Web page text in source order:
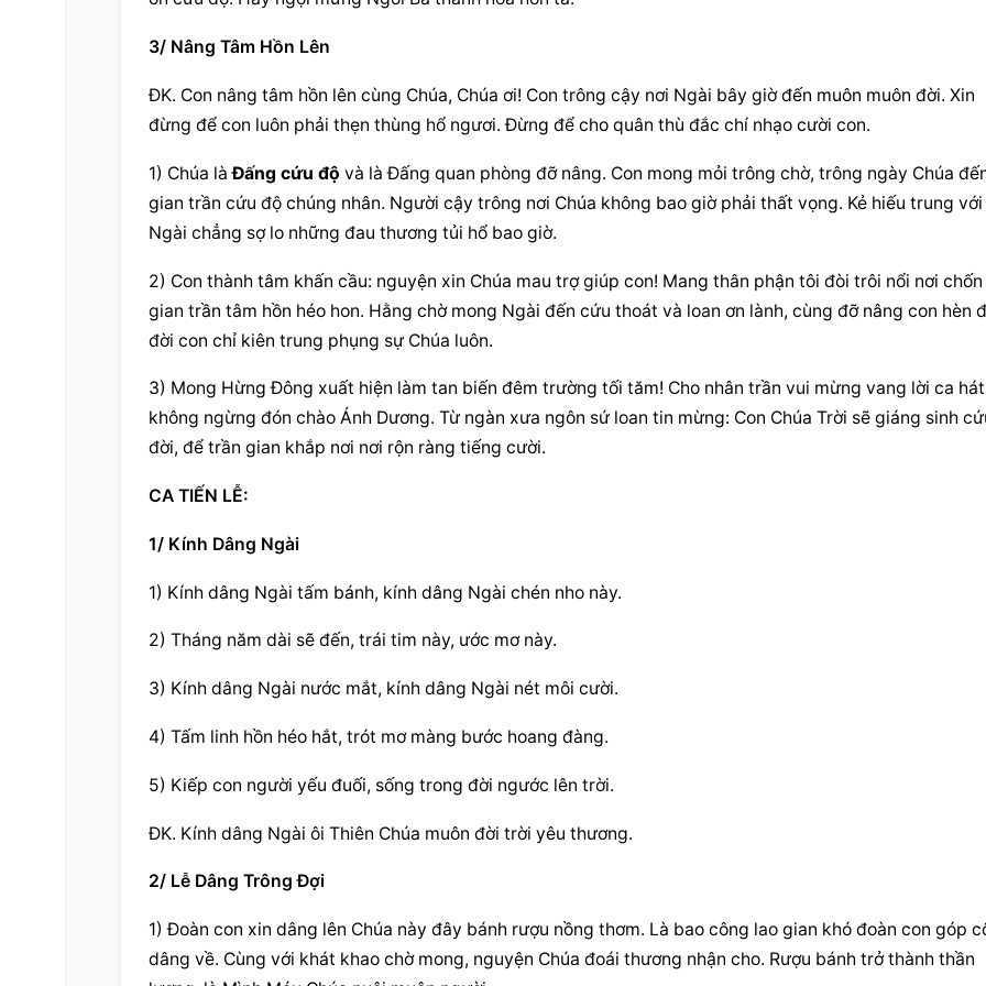
3/ Nâng Tâm Hồn Lên
ĐK. Con nâng tâm hồn lên cùng Chúa, Chúa ơi! Con trông cậy nơi Ngài bây giờ đến muôn muôn đời. Xin
đừng để con luôn phải thẹn thùng hổ ngươi. Đừng để cho quân thù đắc chí nhạo cười con.
1) Chúa là Đấng cứu độ và là Đấng quan phòng đỡ nâng. Con mong mỏi trông chờ, trông ngày Chúa
gian trần cứu độ chúng nhân. Người cậy trông nơi Chúa không bao giờ phải thất vọng. Kẻ hiếu trung với
Ngài chẳng sợ lo những đau thương tủi hổ bao giờ.
2) Con thành tâm khấn cầu: nguyện xin Chúa mau trợ giúp con! Mang thân phận tôi đòi trôi nổi nơi chốn
gian trần tâm hồn héo hon. Hằng chờ mong Ngài đến cứu thoát và loan ơn lành, cùng đỡ nâng con hèn
đời con chỉ kiên trung phụng sự Chúa luôn.
3) Mong Hừng Đông xuất hiện làm tan biến đêm trường tối tăm! Cho nhân trần vui mừng vang lời ca hát
không ngừng đón chào Ánh Dương. Từ ngàn xưa ngôn sứ loan tin mừng: Con Chúa Trời sẽ giáng sinh
đời, để trần gian khắp nơi nơi rộn ràng tiếng cười.
CA TIẾN LỄ:
1/ Kính Dâng Ngài
1) Kính dâng Ngài tấm bánh, kính dâng Ngài chén nho này.
2) Tháng năm dài sẽ đến, trái tim này, ước mơ này.
3) Kính dâng Ngài nước mắt, kính dâng Ngài nét môi cười.
4) Tấm linh hồn héo hắt, trót mơ màng bước hoang đàng.
5) Kiếp con người yếu đuối, sống trong đời ngước lên trời.
ĐK. Kính dâng Ngài ôi Thiên Chúa muôn đời trời yêu thương.
2/ Lễ Dâng Trông Đợi
1) Đoàn con xin dâng lên Chúa này đây bánh rượu nồng thơm. Là bao công lao gian khó đoàn con góp
dâng về. Cùng với khát khao chờ mong, nguyện Chúa đoái thương nhận cho. Rượu bánh trở thành thần